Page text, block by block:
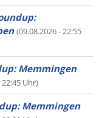
(09.08.2026 - 22:55
Memmingen
22:45 Uhr)
Memmingen